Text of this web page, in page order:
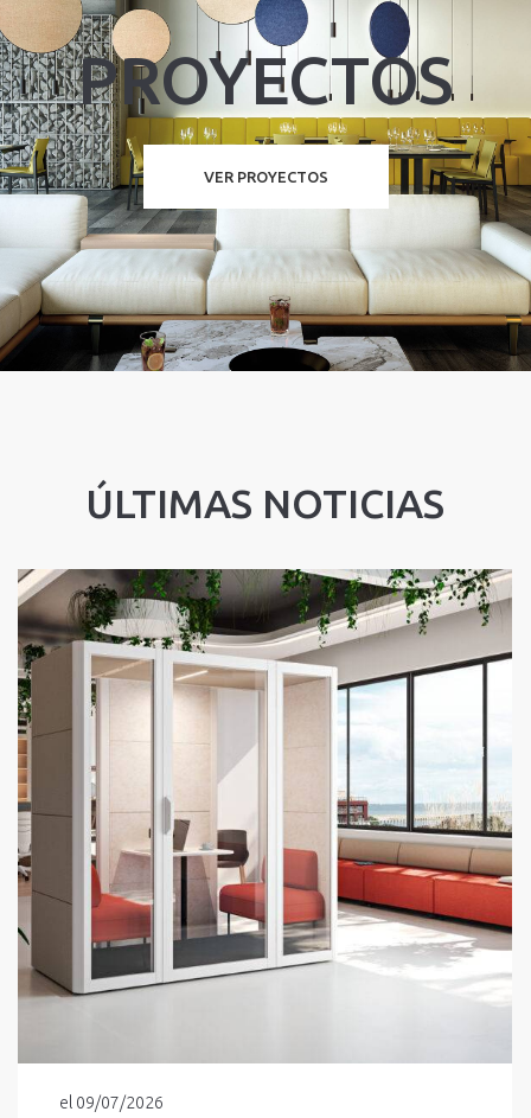
PROYECTOS
VER PROYECTOS
ÚLTIMAS NOTICIAS
el 09/07/2026